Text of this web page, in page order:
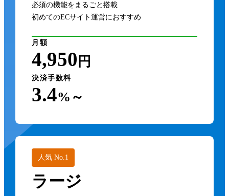
必須の機能をまるごと搭載
初めてのECサイト運営におすすめ
月額
4,950 円
決済手数料
3.4%～
人気 No.1
ラージ